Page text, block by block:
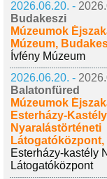
2026.06.20. -
Budakeszi
Múzeumok
Múzeum,
Ívfény Múzeum
2026.06.20. -
Balatonfüred
Múzeumok
Esterházy-
Nyaralástörténeti
Esterházy-kastély
Látogatóközpont